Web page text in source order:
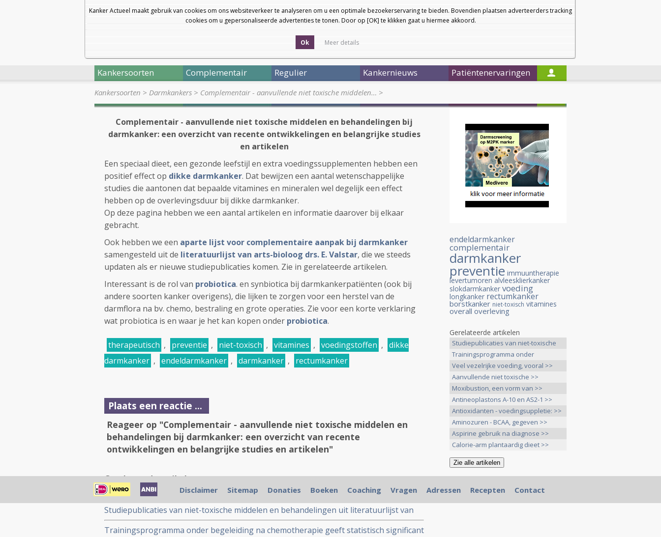
Kanker Actueel maakt gebruik van cookies om ons websiteverkeer te analyseren om u een optimale bezoekerservaring te bieden. Bovendien plaatsen adverteerders tracking
cookies om u gepersonaliseerde advertenties te tonen. Door op [OK] te klikken gaat u hiermee akkoord.
Ok Meer details
a
a
Nieuwsbrief
Startpagina
Kankersoorten Complementair Regulier Kankernieuws Patiëntenervaringen
Kankersoorten > Darmkankers > Complementair - aanvullende niet toxische middelen… >
Complementair - aanvullende niet toxische middelen en behandelingen bij
darmkanker: een overzicht van recente ontwikkelingen en belangrijke studies
en artikelen
Een speciaal dieet, een gezonde leefstijl en extra voedingssupplementen hebben een
positief effect op dikke darmkanker. Dat bewijzen een aantal wetenschappelijke
studies die aantonen dat bepaalde vitamines en mineralen wel degelijk een effect
hebben op de overlevingsduur bij dikke darmkanker.
Op deze pagina hebben we een aantal artikelen en informatie daarover bij elkaar
gebracht.
Ook hebben we een aparte lijst voor complementaire aanpak bij darmkanker
samengesteld uit de literatuurlijst van arts-bioloog drs. E. Valstar, die we steeds
updaten als er nieuwe studiepublicaties komen. Zie in gerelateerde artikelen.
Interessant is de rol van probiotica. en synbiotica bij darmkankerpatiënten (ook bij
andere soorten kanker overigens), die lijken te zorgen voor een herstel van de
darmflora na bv. chemo, bestraling en grote operaties. Zie voor een korte verklaring
wat probiotica is en waar je het kan kopen onder probiotica.
therapeutisch , preventie , niet-toxisch , vitamines , voedingstoffen , dikke
darmkanker , endeldarmkanker , darmkanker , rectumkanker
Plaats een reactie ...
Reageer op "Complementair - aanvullende niet toxische middelen en
behandelingen bij darmkanker: een overzicht van recente
ontwikkelingen en belangrijke studies en artikelen"
Gerelateerde artikelen
Studiepublicaties van niet-toxische middelen en behandelingen uit literatuurlijst van
arts-bioloog drs. Engelbert Valstar, gerelateerd aan vormen van darmkanker
Trainingsprogramma onder begeleiding na chemotherapie geeft statistisch significant
endeldarmkanker
complementair
darmkanker
preventie immuuntherapie
levertumoren alvleesklierkanker
slokdarmkanker voeding
longkanker rectumkanker
borstkanker niet-toxisch vitamines
overall overleving
Gerelateerde artikelen
Studiepublicaties van niet-toxische
>>
Trainingsprogramma onder
begeleiding >>
Veel vezelrijke voeding, vooral >>
Aanvullende niet toxische >>
Moxibustion, een vorm van >>
Antineoplastons A-10 en AS2-1 >>
Antioxidanten - voedingsuppletie: >>
Aminozuren - BCAA, gegeven >>
Aspirine gebruik na diagnose >>
Calorie-arm plantaardig dieet >>
Disclaimer Sitemap Donaties Boeken Coaching Vragen Adressen Recepten Contact